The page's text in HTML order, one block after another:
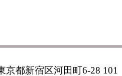
京都新宿区河田町6-28 101